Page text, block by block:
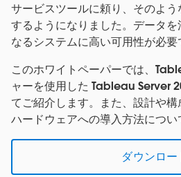
サービスツールに頼り、そのよ
するようになりました。データ
なるシステムに高い可用性が必要
このホワイトペーパーでは、
ャーを使用した Tableau Server
てご紹介します。また、設計や
ハードウェアへの導入方法につい
ダウンロー